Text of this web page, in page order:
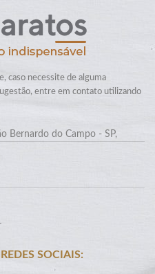
caso necessite de alguma
entre em contato utilizando
Bernardo do Campo - SP,
SOCIAIS: